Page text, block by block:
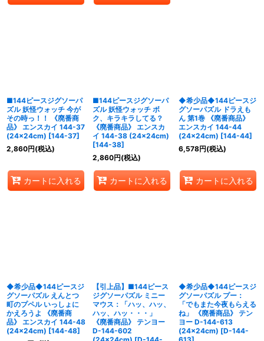
■144ピースジグソーパ
ズル 妖怪ウォッチ 今が
その時っ！！ 《廃番商
品》 エンスカイ 144-37
(24×24cm) [144-37]
2,860円(税込)
カートに入れる
■144ピースジグソーパ
ズル 妖怪ウォッチ ボ
ク、キラキラしてる？
《廃番商品》 エンスカ
イ 144-38 (24×24cm)
[144-38]
2,860円(税込)
カートに入れる
◆希少品◆144ピースジ
グソーパズル ドラえも
ん 第1巻 《廃番商品》
エンスカイ 144-44
(24×24cm) [144-44]
6,578円(税込)
カートに入れる
◆希少品◆144ピースジ
グソーパズル えんとつ
町のプペル いっしょに
かえろうよ 《廃番商
品》 エンスカイ 144-48
(24×24cm) [144-48]
【引上品】■144ピース
ジグソーパズル ミニー
マウス：「ハッ、ハッ、
ハッ、ハッ・・・」
《廃番商品》 テンヨー
D-144-602
◆希少品◆144ピースジ
グソーパズル プー：
「でもまた今夜もらえる
ね」 《廃番商品》 テン
ヨー D-144-613
(24×24cm) [D-144-